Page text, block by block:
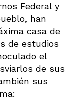
Federal y
han
casa de
de estudios
el
de sus
sus